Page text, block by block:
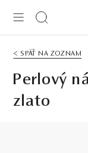
< SPÄŤ NA ZOZNAM
Perlový
zlato